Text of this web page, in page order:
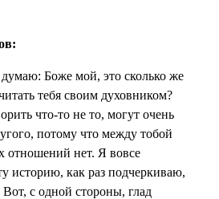
Боже мой, это сколько же
тебя своим духовником?
что-то не то, могут очень
потому что между тобой
отношений нет. Я вовсе
историю, как раз подчеркиваю,
Вот, с одной стороны, глад